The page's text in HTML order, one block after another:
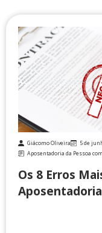
Giácomo Oliveira
5 de
Aposentadoria da Pessoa
Os 8 Erros